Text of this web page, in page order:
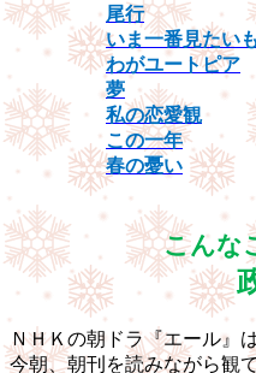
尾行
いま一番見たい
わがユートピア
夢
私の恋愛観
この一年
春の憂い
こんな
ＮＨＫの朝ドラ『エール』
今朝、朝刊を読みながら観